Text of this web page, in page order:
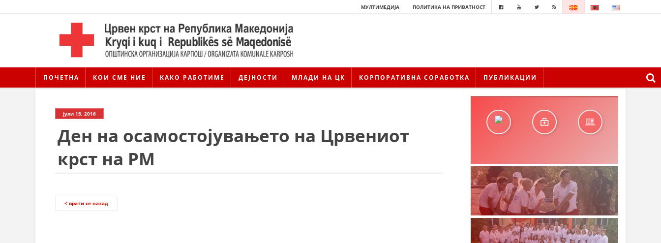
МУЛТИМЕДИЈА ПОЛИТИКА НА ПРИВАТНОСТ
ПОЧЕТНА КОИ СМЕ НИЕ КАКО РАБОТИМЕ ДЕЈНОСТИ МЛАДИ НА ЦК КОРПОРАТИВНА СОРАБОТКА ПУБЛИКАЦИИ
јули 15, 2016
Ден на осамостојувањето на Црвениот
крст на РМ
< врати се назад